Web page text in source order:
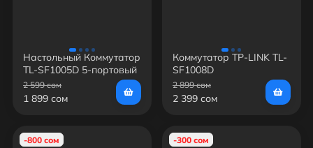
Настольный Коммутатор
TL-SF1005D 5-портовый
10/100 Мбит/с
2 599 сом
1 899 сом
Коммутатор TP-LINK TL-
SF1008D
2 899 сом
2 399 сом
-800 сом -300 сом